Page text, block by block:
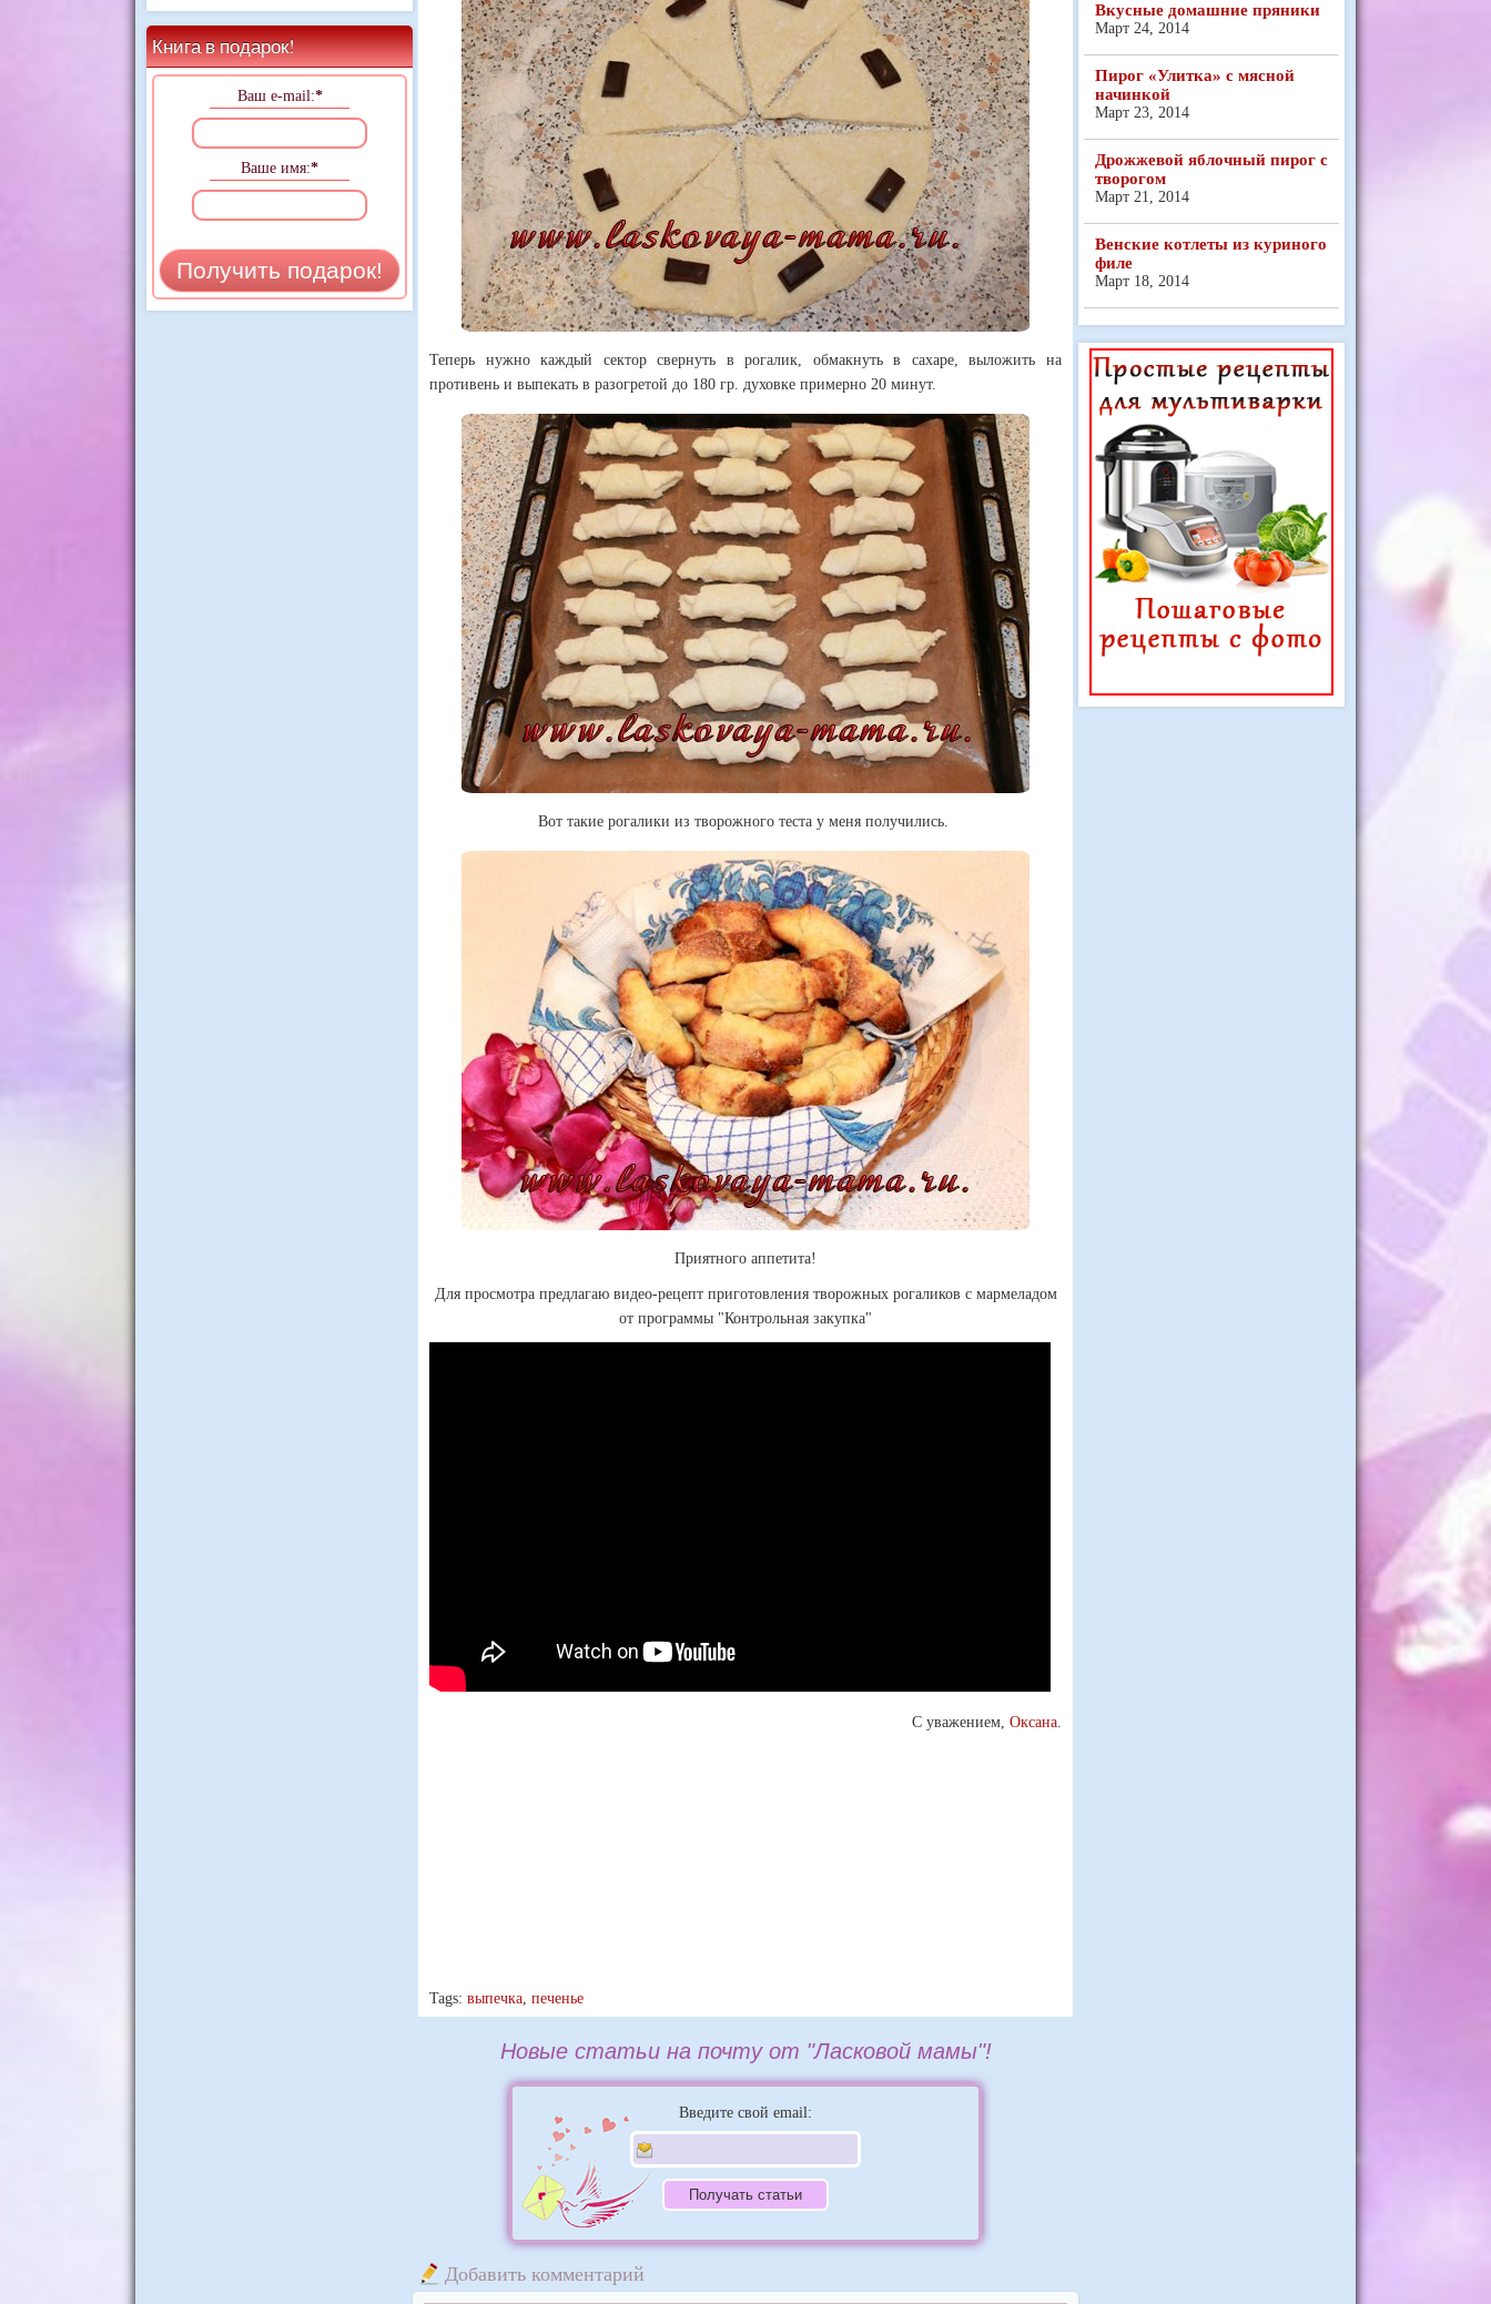
Книга в подарок!
Ваш e-mail:*
Ваше имя:*
Вкусные домашние пряники
Март 24, 2014
Пирог «Улитка» с мясной
начинкой
Март 23, 2014
Дрожжевой яблочный пирог с
творогом
Март 21, 2014
Венские котлеты из куриного
филе
Март 18, 2014
Теперь нужно каждый сектор свернуть в рогалик, обмакнуть в сахаре, выложить на
противень и выпекать в разогретой до 180 гр. духовке примерно 20 минут.
Вот такие рогалики из творожного теста у меня получились.
Приятного аппетита!
Для просмотра предлагаю видео-рецепт приготовления творожных рогаликов с мармеладом
от программы "Контрольная закупка"
С уважением, Оксана.
Tags: выпечка, печенье
Новые статьи на почту от "Ласковой мамы"!
Введите свой email:
Добавить комментарий